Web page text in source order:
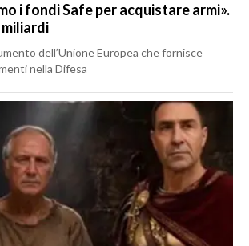
i fondi Safe per acquistare armi».
dell’Unione Europea che fornisce
nella Difesa